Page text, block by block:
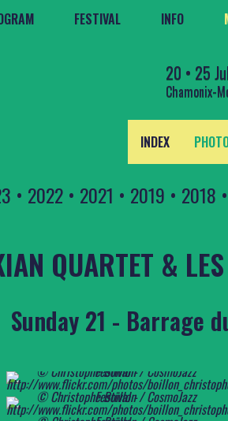
FESTIVAL INFO
20 • 25
Chamonix-
INDEX
• 2022• 2021 • 2019 • 2018 •
QUARTET &
Sunday 21 - Barrage